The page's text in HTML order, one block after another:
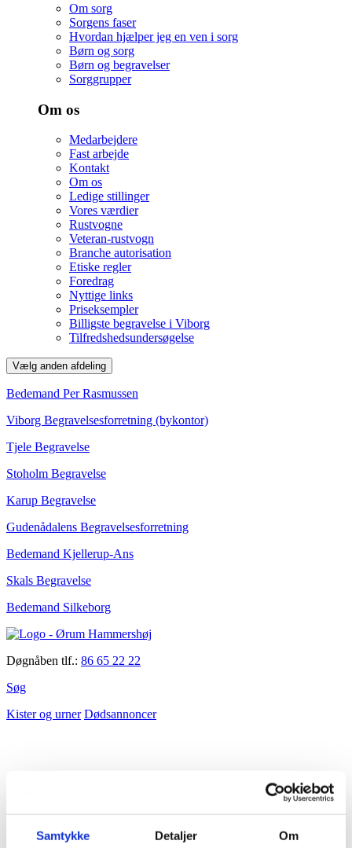
Samtykke Detaljer Om
Om sorg
Sorgens faser
Hvordan hjælper jeg en ven i sorg
Børn og sorg
Børn og begravelser
Sorggrupper
Om os
Medarbejdere
Fast arbejde
Kontakt
Om os
Ledige stillinger
Vores værdier
Rustvogne
Veteran-rustvogn
Branche autorisation
Etiske regler
Foredrag
Nyttige links
Priseksempler
Billigste begravelse i Viborg
Tilfredshedsundersøgelse
Vælg anden afdeling
Bedemand Per Rasmussen
Viborg Begravelsesforretning (bykontor)
Tjele Begravelse
Stoholm Begravelse
Karup Begravelse
Gudenådalens Begravelsesforretning
Bedemand Kjellerup-Ans
Skals Begravelse
Bedemand Silkeborg
Døgnåben tlf.: 86 65 22 22
Søg
Kister og urner Dødsannoncer
Velkommen